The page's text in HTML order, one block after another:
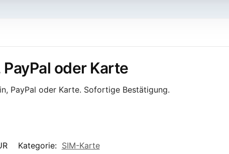
oder Karte
PayPal oder Karte. Sofortige Bestätigung.
Kategorie: SIM-Karte